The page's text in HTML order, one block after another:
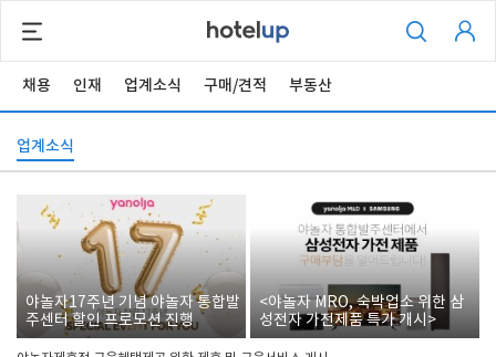
채용 인재 업계소식 구매/견적 부동산
업계소식
야놀자17주년 기념 야놀자 통합발
주센터 할인 프로모션 진행
<야놀자 MRO, 숙박업소 위한 삼
성전자 가전제품 특가 개시>